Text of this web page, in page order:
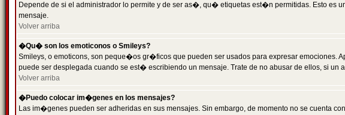
Depende de si el administrador lo permite y de ser as�, qu� etiquetas est�n permitidas. Esto es
mensaje.
Volver arriba
�Qu� son los emoticonos o Smileys?
Smileys, o emoticons, son peque�os gr�ficos que pueden ser usados para expresar emociones.
puede ser desplegada cuando se est� escribiendo un mensaje. Trate de no abusar de ellos, si
Volver arriba
�Puedo colocar im�genes en los mensajes?
Las im�genes pueden ser adheridas en sus mensajes. Sin embargo, de momento no se cuenta